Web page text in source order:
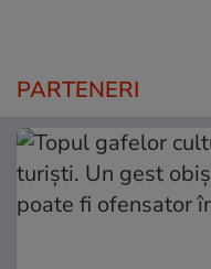
PARTENERI